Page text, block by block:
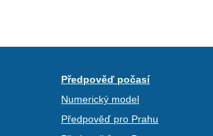
Předpověď počasí
Numerický model
Předpověď pro Prahu